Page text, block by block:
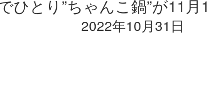
ひとり”ちゃんこ鍋”が11
2022年10月31日